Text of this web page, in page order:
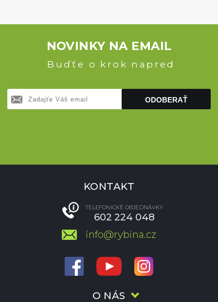
NOVINKY NA EMAIL
Buďťe o krok napred
ODOBERAŤ
O NÁS
KONTAKT
TELEFONICKÉ OBJEDNÁVKY
602 224 048
info@rybina.cz